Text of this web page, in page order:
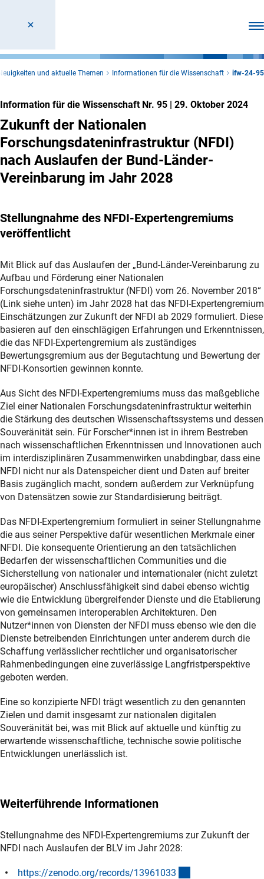
und aktuelle Themen Informationen für die Wissenschaft ifw-24-95
Information für die Wissenschaft Nr. 95 | 29. Oktober 2024
Zukunft der Nationalen
Forschungsdateninfrastruktur (NFDI)
nach Auslaufen der Bund-Länder-
Vereinbarung im Jahr 2028
Stellungnahme des NFDI-Expertengremiums
veröffentlicht
Mit Blick auf das Auslaufen der „Bund-Länder-Vereinbarung zu
Aufbau und Förderung einer Nationalen
Forschungsdateninfrastruktur (NFDI) vom 26. November 2018“
(Link siehe unten) im Jahr 2028 hat das NFDI-Expertengremium
Einschätzungen zur Zukunft der NFDI ab 2029 formuliert. Diese
basieren auf den einschlägigen Erfahrungen und Erkenntnissen,
die das NFDI-Expertengremium als zuständiges
Bewertungsgremium aus der Begutachtung und Bewertung der
NFDI-Konsortien gewinnen konnte.
Aus Sicht des NFDI-Expertengremiums muss das maßgebliche
Ziel einer Nationalen Forschungsdateninfrastruktur weiterhin
die Stärkung des deutschen Wissenschaftssystems und dessen
Souveränität sein. Für Forscher*innen ist in ihrem Bestreben
nach wissenschaftlichen Erkenntnissen und Innovationen auch
im interdisziplinären Zusammenwirken unabdingbar, dass eine
NFDI nicht nur als Datenspeicher dient und Daten auf breiter
Basis zugänglich macht, sondern außerdem zur Verknüpfung
von Datensätzen sowie zur Standardisierung beiträgt.
Das NFDI-Expertengremium formuliert in seiner Stellungnahme
die aus seiner Perspektive dafür wesentlichen Merkmale einer
NFDI. Die konsequente Orientierung an den tatsächlichen
Bedarfen der wissenschaftlichen Communities und die
Sicherstellung von nationaler und internationaler (nicht zuletzt
europäischer) Anschlussfähigkeit sind dabei ebenso wichtig
wie die Entwicklung übergreifender Dienste und die Etablierung
von gemeinsamen interoperablen Architekturen. Den
Nutzer*innen von Diensten der NFDI muss ebenso wie den die
Dienste betreibenden Einrichtungen unter anderem durch die
Schaffung verlässlicher rechtlicher und organisatorischer
Rahmenbedingungen eine zuverlässige Langfristperspektive
geboten werden.
Eine so konzipierte NFDI trägt wesentlich zu den genannten
Zielen und damit insgesamt zur nationalen digitalen
Souveränität bei, was mit Blick auf aktuelle und künftig zu
erwartende wissenschaftliche, technische sowie politische
Entwicklungen unerlässlich ist.
Weiterführende Informationen
Stellungnahme des NFDI-Expertengremiums zur Zukunft der
NFDI nach Auslaufen der BLV im Jahr 2028:
https://zenodo.org/records/13961033